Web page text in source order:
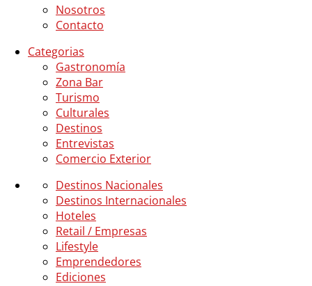
Nosotros
Contacto
Categorias
Gastronomía
Zona Bar
Turismo
Culturales
Destinos
Entrevistas
Comercio Exterior
Destinos Nacionales
Destinos Internacionales
Hoteles
Retail / Empresas
Lifestyle
Emprendedores
Ediciones